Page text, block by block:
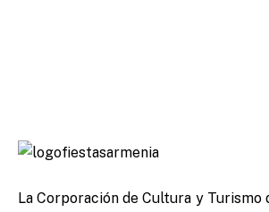
La Corporación de Cultura y Turismo